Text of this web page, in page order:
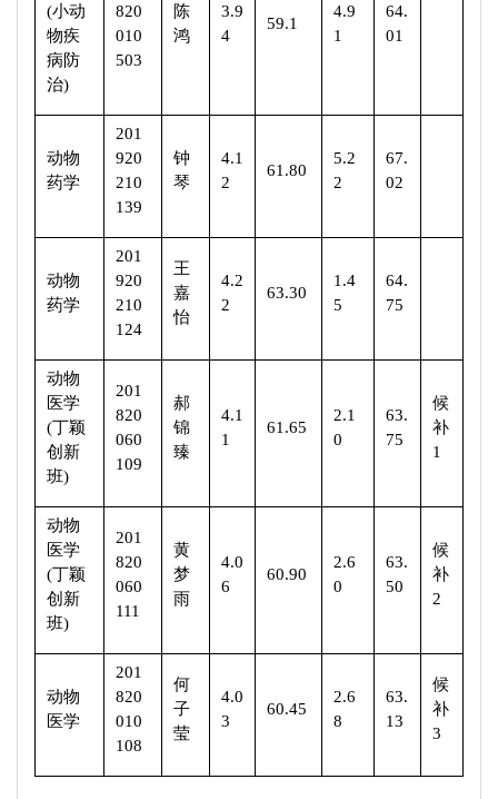
(小动
物疾
病防
治)
820
010
503
陈
鸿
3.9
4
59.1
4.9
1
64.
01
动物
药学
201
920
210
139
钟
琴
4.1
2
61.80
5.2
2
67.
02
动物
药学
201
920
210
124
王
嘉
怡
4.2
2
63.30
1.4
5
64.
75
动物
医学
(丁颖
创新
班)
201
820
060
109
郝
锦
臻
4.1
1
61.65
2.1
0
63.
75
候
补
1
动物
医学
(丁颖
创新
班)
201
820
060
111
黄
梦
雨
4.0
6
60.90
2.6
0
63.
50
候
补
2
动物
医学
201
820
010
108
何
子
莹
4.0
3
60.45
2.6
8
63.
13
候
补
3